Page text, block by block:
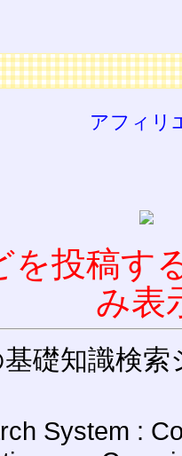
アフィリ
を投稿す
み表
礎知識検索
System :